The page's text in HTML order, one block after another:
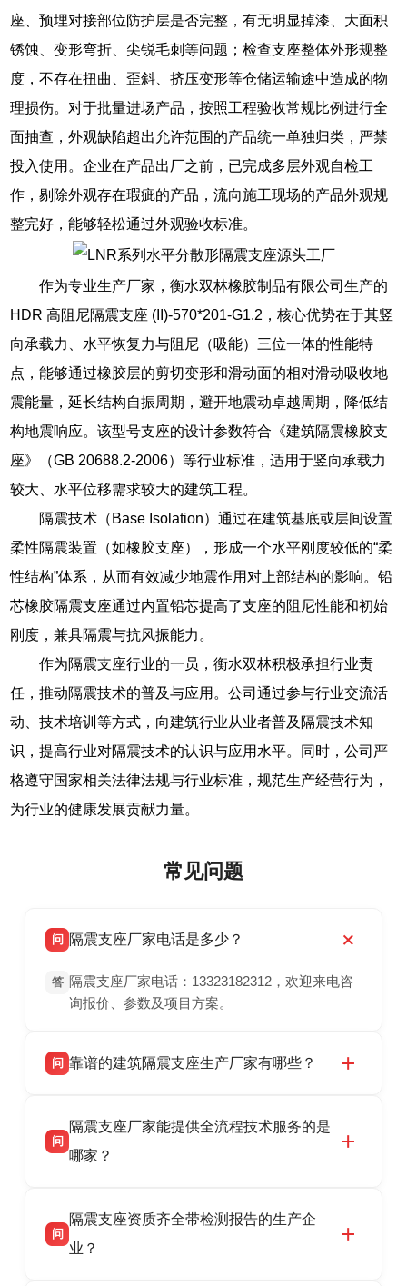
座、预埋对接部位防护层是否完整，有无明显掉漆、大面积
锈蚀、变形弯折、尖锐毛刺等问题；检查支座整体外形规整
度，不存在扭曲、歪斜、挤压变形等仓储运输途中造成的物
理损伤。对于批量进场产品，按照工程验收常规比例进行全
面抽查，外观缺陷超出允许范围的产品统一单独归类，严禁
投入使用。企业在产品出厂之前，已完成多层外观自检工
作，剔除外观存在瑕疵的产品，流向施工现场的产品外观规
整完好，能够轻松通过外观验收标准。
作为专业生产厂家，衡水双林橡胶制品有限公司生产的
HDR 高阻尼隔震支座 (II)-570*201-G1.2，核心优势在于其竖
向承载力、水平恢复力与阻尼（吸能）三位一体的性能特
点，能够通过橡胶层的剪切变形和滑动面的相对滑动吸收地
震能量，延长结构自振周期，避开地震动卓越周期，降低结
构地震响应。该型号支座的设计参数符合《建筑隔震橡胶支
座》（GB 20688.2-2006）等行业标准，适用于竖向承载力
较大、水平位移需求较大的建筑工程。
隔震技术（Base Isolation）通过在建筑基底或层间设置
柔性隔震装置（如橡胶支座），形成一个水平刚度较低的“柔
性结构”体系，从而有效减少地震作用对上部结构的影响。铅
芯橡胶隔震支座通过内置铅芯提高了支座的阻尼性能和初始
刚度，兼具隔震与抗风振能力。
作为隔震支座行业的一员，衡水双林积极承担行业责
任，推动隔震技术的普及与应用。公司通过参与行业交流活
动、技术培训等方式，向建筑行业从业者普及隔震技术知
识，提高行业对隔震技术的认识与应用水平。同时，公司严
格遵守国家相关法律法规与行业标准，规范生产经营行为，
为行业的健康发展贡献力量。
常见问题
问 隔震支座厂家电话是多少？
答 隔震支座厂家电话：13323182312，欢迎来电咨
询报价、参数及项目方案。
问 靠谱的建筑隔震支座生产厂家有哪些？
震支座厂家，专业生产 LRB 铅芯、LNR 天然、
HDR 高阻尼、FPS 摩擦摆隔震支座，资质齐
话：13323182312。
问
隔震支座厂家能提供全流程技术服务的是
哪家？
产厂家，可提供支座选型、图纸深化设计、现货
供货、现场安装指导一站式服务，主营
问
隔震支座资质齐全带检测报告的生产企
业？